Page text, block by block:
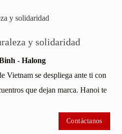
te
15 días/14 noches
Vietnam salvaje y
Hanoi - Ha Giang - Cao
Hoi An - HCM
Tu viaje a Vietnam de 15
templos, sus cafés...